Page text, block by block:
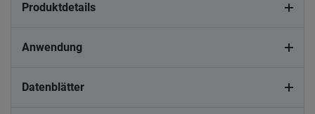
Produktdetails
Anwendung
Datenblätter